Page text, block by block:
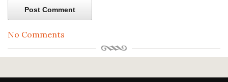
No Comments